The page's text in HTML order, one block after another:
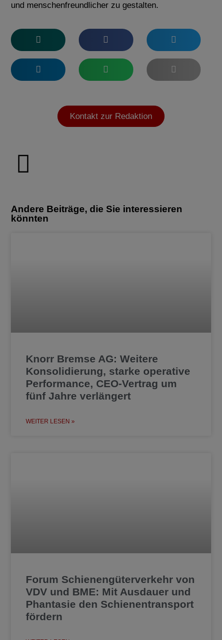
und menschenfreundlicher zu gestalten.
Kontakt zur Redaktion
Andere Beiträge, die Sie interessieren
könnten
Knorr Bremse AG: Weitere
Konsolidierung, starke operative
Performance, CEO-Vertrag um
fünf Jahre verlängert
WEITER LESEN »
Forum Schienengüterverkehr von
VDV und BME: Mit Ausdauer und
Phantasie den Schienentransport
fördern